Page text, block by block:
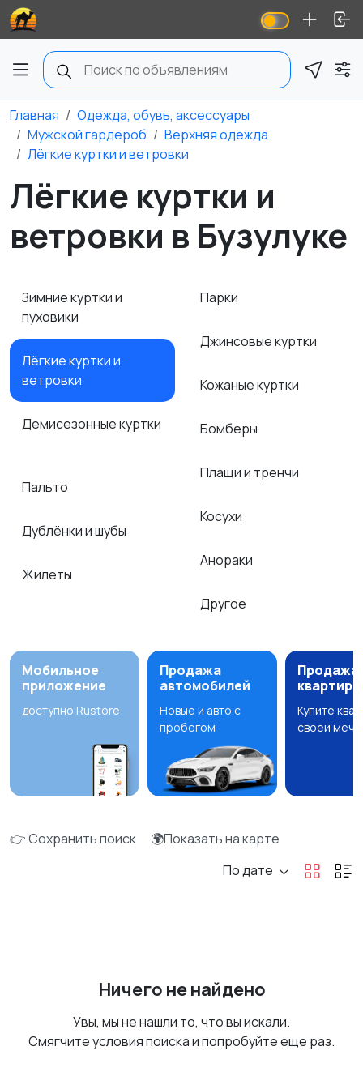
Главная
Одежда, обувь, аксессуары
Мужской гардероб
Верхняя одежда
Лёгкие куртки и ветровки
Лёгкие куртки и
ветровки в Бузулуке
Зимние куртки и
пуховики
Лёгкие куртки и
ветровки
Демисезонные куртки
Пальто
Дублёнки и шубы
Жилеты
Парки
Джинсовые куртки
Кожаные куртки
Бомберы
Плащи и тренчи
Косухи
Анораки
Другое
Мобильное
приложение
доступно Rustore
Продажа
автомобилей
Новые и авто с
пробегом
Продажа
квартир
Купите
своей
👉 Сохранить поиск
🌍Показать на карте
По дате
Ничего не найдено
Увы, мы не нашли то, что вы искали.
Смягчите условия поиска и попробуйте еще раз.